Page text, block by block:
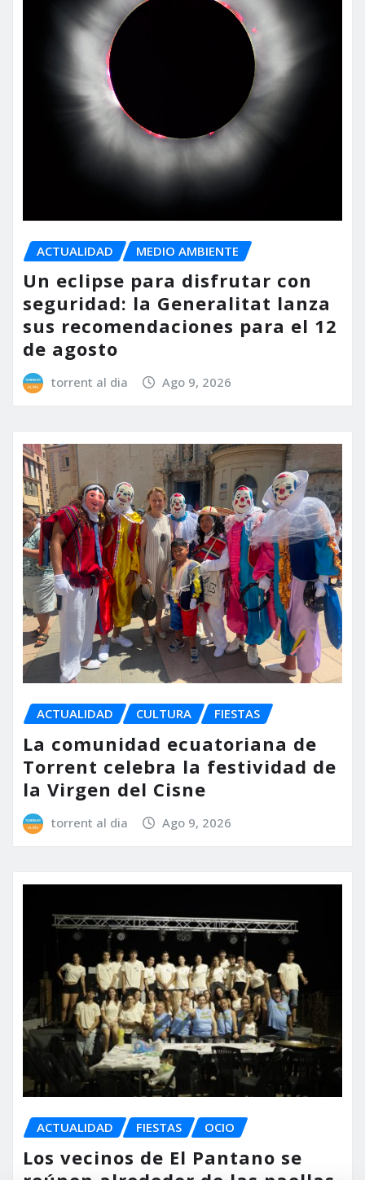
ACTUALIDAD MEDIO AMBIENTE
Un eclipse para disfrutar con
seguridad: la Generalitat lanza
sus recomendaciones para el 12
de agosto
torrent al dia Ago 9, 2026
ACTUALIDAD CULTURA FIESTAS
La comunidad ecuatoriana de
Torrent celebra la festividad de
la Virgen del Cisne
torrent al dia Ago 9, 2026
ACTUALIDAD FIESTAS OCIO
Los vecinos de El Pantano se